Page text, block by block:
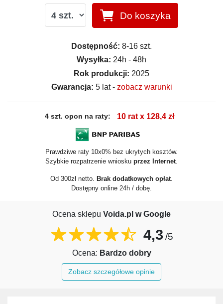
Do koszyka
Dostępność: 8-16 szt.
Wysyłka: 24h - 48h
Rok produkcji: 2025
Gwarancja: 5 lat - zobacz warunki
4 szt. opon na raty: 10 rat x 128,4 zł
Prawdziwe raty 10x0% bez ukrytych kosztów.
Szybkie rozpatrzenie wniosku przez Internet
Od 300zł netto. Brak dodatkowych opłat
Dostępny online 24h / dobę.
Ocena sklepu Voida.pl w Google
4,3 /5
Ocena: Bardzo dobry
Zobacz szczegółowe opinie